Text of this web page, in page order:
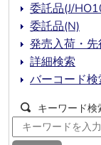
委託品(J/
委託品(N)
発売入荷・
詳細検索
バーコード検
キーワード検